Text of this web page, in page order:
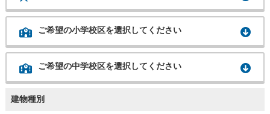
ご希望の小学校区を選択してください
ご希望の中学校区を選択してください
建物種別